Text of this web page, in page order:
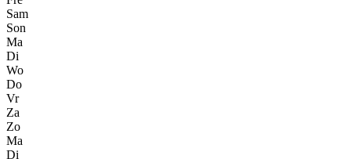
Sam
Son
Ma
Di
Wo
Do
Vr
Za
Zo
Ma
Di